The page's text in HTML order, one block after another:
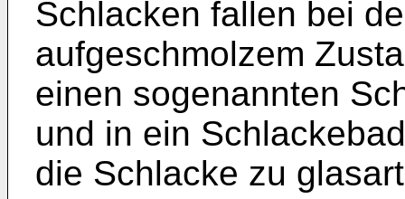
Schlacken fallen bei
aufgeschmolzem
einen sogenannten
und in ein
die Schlacke zu